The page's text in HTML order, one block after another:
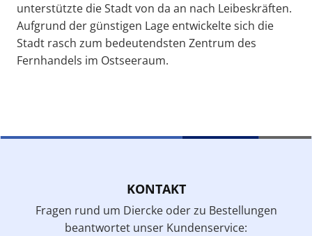
unterstützte die Stadt von da an nach Leibeskräften.
Aufgrund der günstigen Lage entwickelte sich die
Stadt rasch zum bedeutendsten Zentrum des
Fernhandels im Ostseeraum.
KONTAKT
Fragen rund um Diercke oder zu Bestellungen
beantwortet unser Kundenservice: